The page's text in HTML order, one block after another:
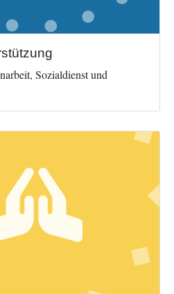
Sozialdienst und